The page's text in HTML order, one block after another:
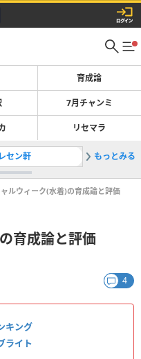
育成論
7月チャンミ
リセマラ
セン軒 2アーモ
もっとみる
ルウィーク(水着)の育成論と評価
育成論と評価
4
キング
ライト